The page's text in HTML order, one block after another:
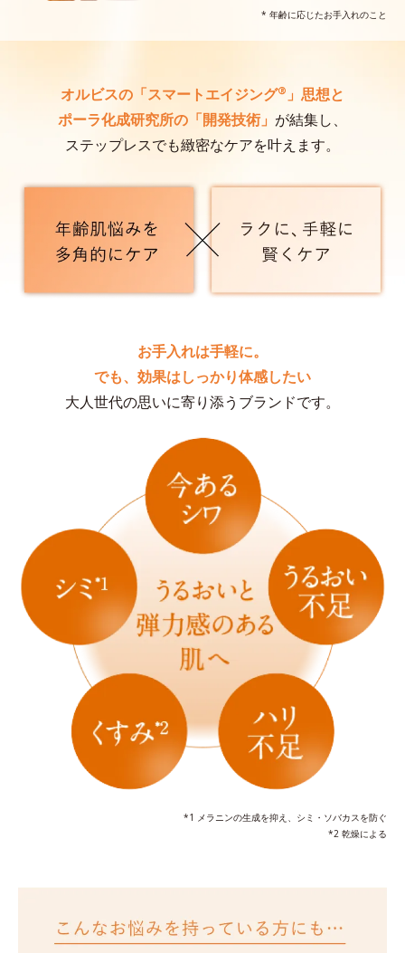
* 年齢に応じたお手入れのこと
オルビスの「スマートエイジング® 」思想と
ポーラ化成研究所の「開発技術」 が結集し、
ステップレスでも緻密なケアを叶えます。
お手入れは⼿軽に。
でも、効果はしっかり体感したい
大人世代の思いに寄り添うブランドです。
*1 メラニンの生成を抑え、シミ・ソバカスを防ぐ
*2 乾燥による